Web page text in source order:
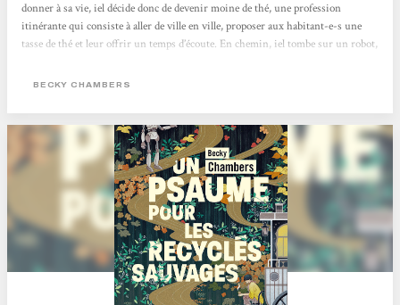
donner à sa vie, iel décide donc de devenir moine de thé, une profession
itinérante qui consiste à aller de ville en ville, proposer aux habitant-e-s une
tasse de thé et leur offrir un temps d’écoute. En chemin, iel tombe sur un robot,
son espèce est partie vivre dans la nature. Celui-ci vient avec une question à
Commence...
BECKY CHAMBERS